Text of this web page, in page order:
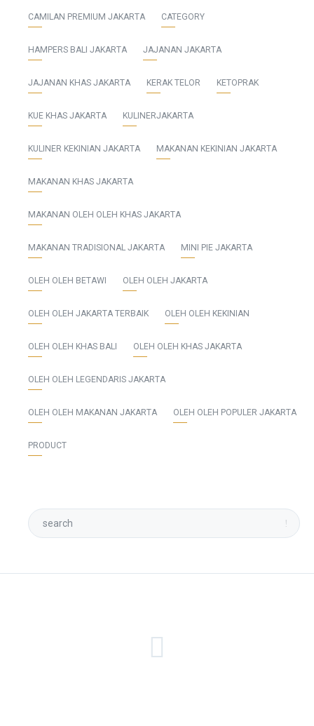
CAMILAN PREMIUM JAKARTA CATEGORY
HAMPERS BALI JAKARTA JAJANAN JAKARTA
JAJANAN KHAS JAKARTA KERAK TELOR KETOPRAK
KUE KHAS JAKARTA KULINERJAKARTA
KULINER KEKINIAN JAKARTA MAKANAN KEKINIAN JAKARTA
MAKANAN KHAS JAKARTA
MAKANAN OLEH OLEH KHAS JAKARTA
MAKANAN TRADISIONAL JAKARTA MINI PIE JAKARTA
OLEH OLEH BETAWI OLEH OLEH JAKARTA
OLEH OLEH JAKARTA TERBAIK OLEH OLEH KEKINIAN
OLEH OLEH KHAS BALI OLEH OLEH KHAS JAKARTA
OLEH OLEH LEGENDARIS JAKARTA
OLEH OLEH MAKANAN JAKARTA OLEH OLEH POPULER JAKARTA
PRODUCT